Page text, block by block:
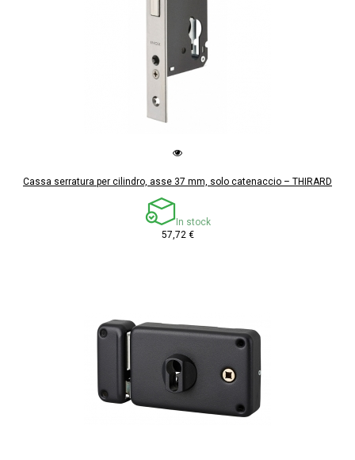
Cassa serratura per cilindro, asse 37 mm, solo catenaccio – THIRARD
In stock
57,72 €